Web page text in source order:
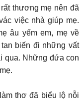
thương mẹ nên đã
việc nhà giúp mẹ.
âu yếm em, mẹ về
biến đi những vất
qua. Những đứa con
thơ đã biểu lộ nỗi